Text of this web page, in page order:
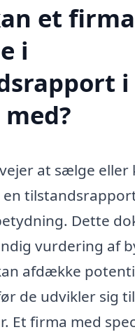
et
i
i
at sælge eller
Dette
vurdering af
afdække
de udvikler sig
Et firma med